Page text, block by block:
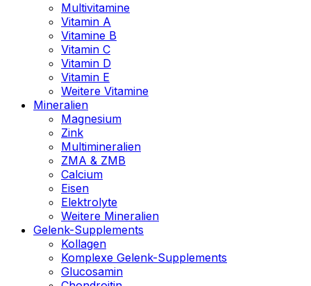
Multivitamine
Vitamin A
Vitamine B
Vitamin C
Vitamin D
Vitamin E
Weitere Vitamine
Mineralien
Magnesium
Zink
Multimineralien
ZMA & ZMB
Calcium
Eisen
Elektrolyte
Weitere Mineralien
Gelenk-Supplements
Kollagen
Komplexe Gelenk-Supplements
Glucosamin